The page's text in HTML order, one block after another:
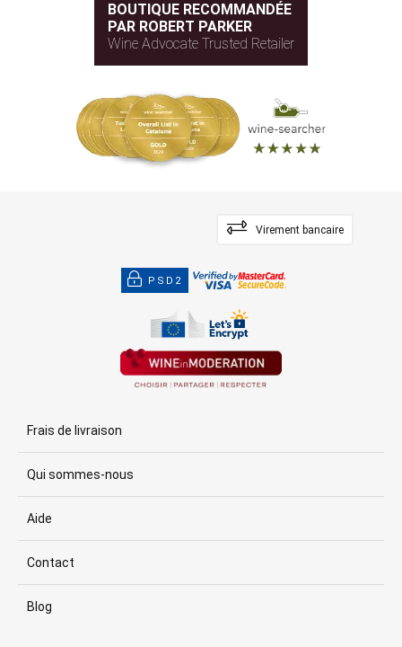
BOUTIQUE RECOMMANDÉE
PAR ROBERT PARKER
Wine Advocate Trusted Retailer
Virement bancaire
PSD2
Frais de livraison
Qui sommes-nous
Aide
Contact
Blog